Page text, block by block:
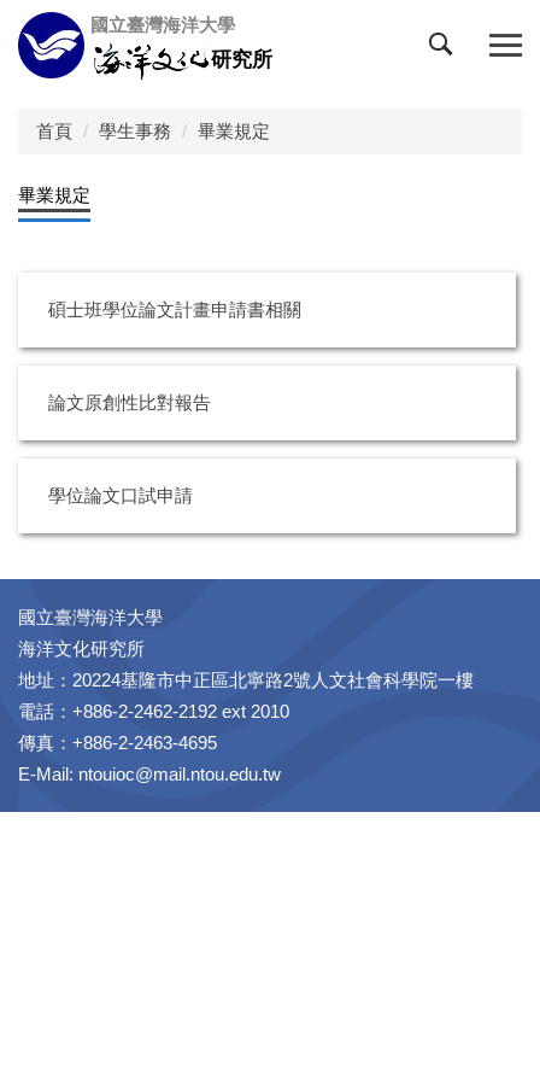
跳
到
主
國立臺灣海洋大學
研究所
首頁 學生事務 畢業規定
畢業規定
碩士班學位論文計畫申請書相關
論文原創性比對報告
學位論文口試申請
國立臺灣海洋大學
海洋文化研究所
地址：20224基隆市中正區北寧路2號人文社會科學院一樓
電話：+886-2-2462-2192 ext 2010
傳真：+886-2-2463-4695
E-Mail: ntouioc@mail.ntou.edu.tw